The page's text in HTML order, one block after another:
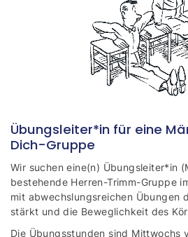
Übungsleiter*in für eine
Dich-Gruppe
Wir suchen eine(n) Übungsleiter*in
bestehende Herren-Trimm-Gruppe
mit abwechslungsreichen Übungen
stärkt und die Beweglichkeit des
Die Übungsstunden sind Mittwochs